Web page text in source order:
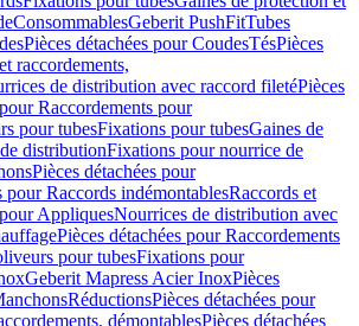
ConsommablesGeberit PushFitTubes
Pièces détachées pour CoudesTésPièces
raccordements,
de distribution avec raccord filetéPièces
Raccordements pour
pour tubesFixations pour tubesGaines de
distributionFixations pour nourrice de
Pièces détachées pour
pour Raccords indémontablesRaccords et
AppliquesNourrices de distribution avec
Pièces détachées pour Raccordements
pour tubesFixations pour
Geberit Mapress Acier InoxPièces
RéductionsPièces détachées pour
démontablesPièces détachées